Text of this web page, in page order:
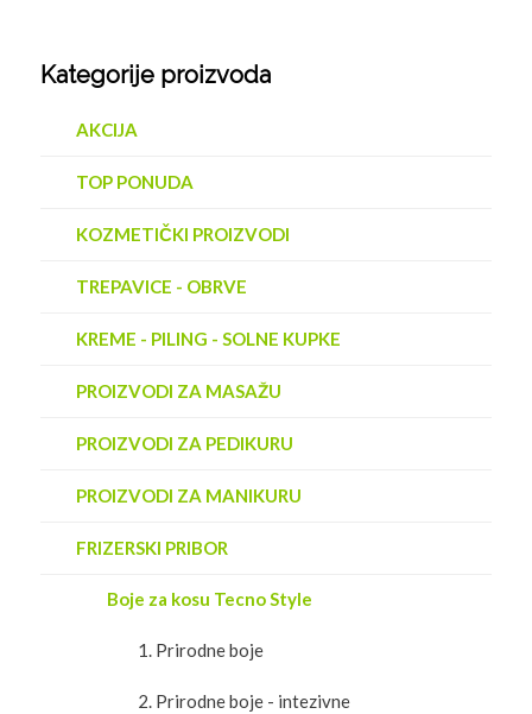
Kategorije proizvoda
AKCIJA
TOP PONUDA
KOZMETIČKI PROIZVODI
TREPAVICE - OBRVE
KREME - PILING - SOLNE KUPKE
PROIZVODI ZA MASAŽU
PROIZVODI ZA PEDIKURU
PROIZVODI ZA MANIKURU
FRIZERSKI PRIBOR
Boje za kosu Tecno Style
1. Prirodne boje
2. Prirodne boje - intezivne